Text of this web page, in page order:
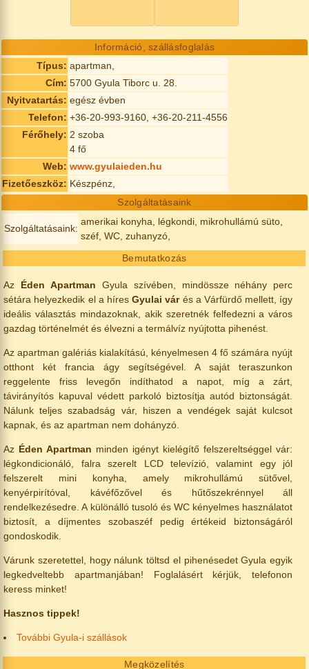
Információ, szállásfoglalás
Típus: apartman,
Cím: 5700 Gyula Tiborc u. 28.
Nyitvatartás: egész évben
Telefon: +36-20-993-9160, +36-20-211-4556
Férőhely: 2 szoba
4 fő
Web: www.gyulaieden.hu
Fizetőeszköz: Készpénz,
Szolgáltatásaink
Szolgáltatásaink:
amerikai konyha, légkondi, mikrohullámú süto,
széf, WC, zuhanyzó,
Bemutatkozás
Az Éden Apartman Gyula szívében, mindössze néhány perc
sétára helyezkedik el a híresGyulai várés a Várfürdő mellett, így
ideális választás mindazoknak, akik szeretnék felfedezni a város
gazdag történelmét és élvezni a termálvíz nyújtotta pihenést.
Az apartman galériás kialakítású, kényelmesen 4 fő számára nyújt
otthont két francia ágy segítségével. A saját teraszunkon
reggelente friss levegőn indíthatod a napot, míg a zárt,
távirányítós kapuval védett parkoló biztosítja autód biztonságát.
Nálunk teljes szabadság vár, hiszen a vendégek saját kulcsot
kapnak, és az apartman nem dohányzó.
Az Éden Apartman minden igényt kielégítő felszereltséggel vár:
légkondicionáló, falra szerelt LCD televízió, valamint egy jól
felszerelt mini konyha, amely mikrohullámú sütővel,
kenyérpirítóval, kávéfőzővel és hűtőszekrénnyel áll
rendelkezésedre. A különálló tusoló és WC kényelmes használatot
biztosít, a díjmentes szobaszéf pedig értékeid biztonságáról
gondoskodik.
Várunk szeretettel, hogy nálunk töltsd el pihenésedet Gyula egyik
legkedveltebb apartmanjában! Foglalásért kérjük, telefonon
keress minket!
Hasznos tippek!
További Gyula-i szállások
Megközelítés